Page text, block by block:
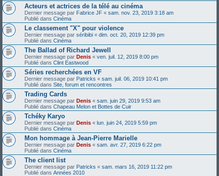
Acteurs et actrices de la télé au cinéma
Dernier message par Fabrice JF « sam. nov. 23, 2019 3:18 am
Publié dans Cinéma
Le classement "X" pour violence
Dernier message par séribibi « dim. oct. 20, 2019 12:39 pm
Publié dans Cinéma
The Ballad of Richard Jewell
Dernier message par Denis « ven. juil. 12, 2019 8:00 pm
Publié dans Clint Eastwood
Séries recherchées en VF
Dernier message par Patricks « sam. juil. 06, 2019 10:41 pm
Publié dans Site, forum et rencontres
Trading Cards
Dernier message par Denis « sam. juin 29, 2019 9:53 am
Publié dans Chapeau Melon et Bottes de Cuir
Tchéky Karyo
Dernier message par Denis « lun. juin 24, 2019 5:59 pm
Publié dans Cinéma
Mon hommage à Jean-Pierre Marielle
Dernier message par Denis « sam. avr. 27, 2019 6:22 pm
Publié dans Cinéma
The client list
Dernier message par Patricks « sam. mars 16, 2019 11:22 pm
Publié dans Années 2010